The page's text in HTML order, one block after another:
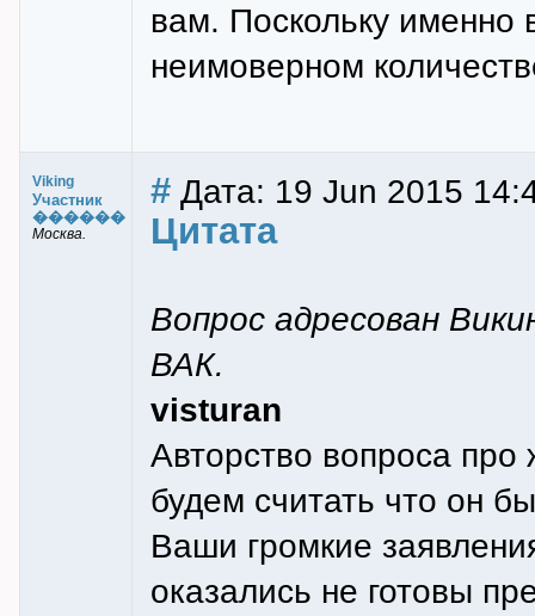
вам. Поскольку
неимоверном
Viking
Участник
������
Москва.
# Дата: 19 Jun 2015
Цитата
Вопрос адресован
ВАК.
visturan
Авторство вопроса
будем считать что он
Ваши громкие
оказались не готовы